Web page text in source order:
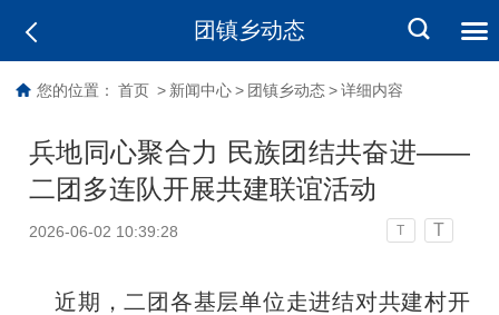
团镇乡动态
您的位置： 首页 > 新闻中心 > 团镇乡动态 > 详细内容
兵地同心聚合力 民族团结共奋进——
二团多连队开展共建联谊活动
2026-06-02 10:39:28 T T
近期，二团各基层单位走进结对共建村开